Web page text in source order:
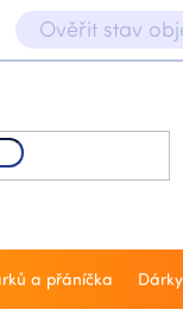
Ověřit stav
a přáníčka